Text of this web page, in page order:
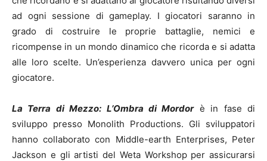
ad ogni sessione di gameplay. I giocatori saranno in
grado di costruire le proprie battaglie, nemici e
ricompense in un mondo dinamico che ricorda e si adatta
alle loro scelte. Un’esperienza davvero unica per ogni
giocatore.
La Terra di Mezzo: L’Ombra di Mordorè in fase di
sviluppo presso Monolith Productions. Gli sviluppatori
hanno collaborato con Middle-earth Enterprises, Peter
Jackson e gli artisti del Weta Workshop per assicurarsi